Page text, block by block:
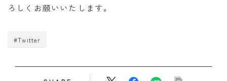
ろしくお願いいたします。
#Twitter